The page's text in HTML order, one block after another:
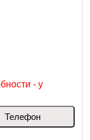
- у
Телефон